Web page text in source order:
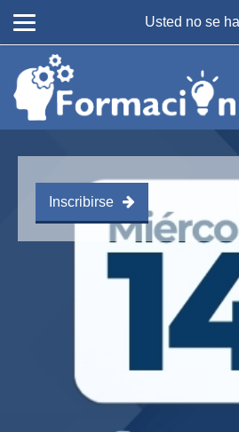
Saltar al contenido principal
Usted no se
Inscribirse